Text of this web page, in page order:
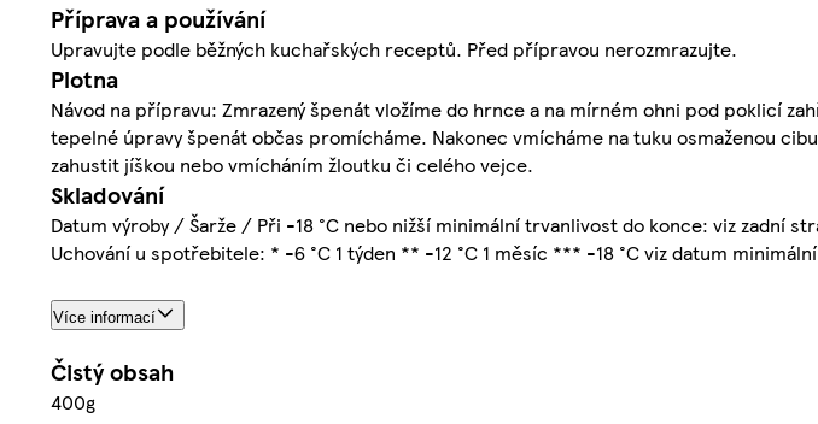
Příprava a používání
Upravujte podle běžných kuchařských receptů. Před přípravou nerozmrazujte.
Plotna
Návod na přípravu: Zmrazený špenát vložíme do hrnce a na mírném ohni pod poklicí
tepelné úpravy špenát občas promícháme. Nakonec vmícháme na tuku osmaženou
zahustit jíškou nebo vmícháním žloutku či celého vejce.
Skladování
Datum výroby / Šarže / Při -18 °C nebo nižší minimální trvanlivost do konce: viz zadní
Uchování u spotřebitele: * -6 °C 1 týden ** -12 °C 1 měsíc *** -18 °C viz datum
Více informací
Čistý obsah
400g